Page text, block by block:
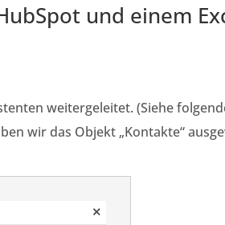
und einem
weitergeleitet. (Siehe
wirdas Objekt „Kontakte“